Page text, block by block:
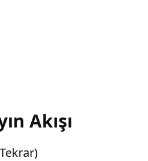
Akışı